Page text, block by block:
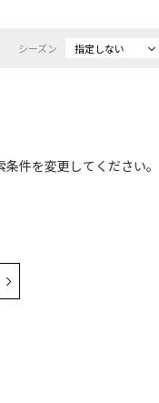
シーズン 指定しない
件を変更してください。